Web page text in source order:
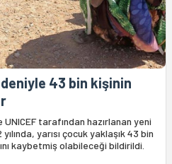
43 bin kişinin
UNICEF tarafından hazırlanan yeni
yarısı çocuk yaklaşık 43 bin
kaybetmiş olabileceği bildirildi.